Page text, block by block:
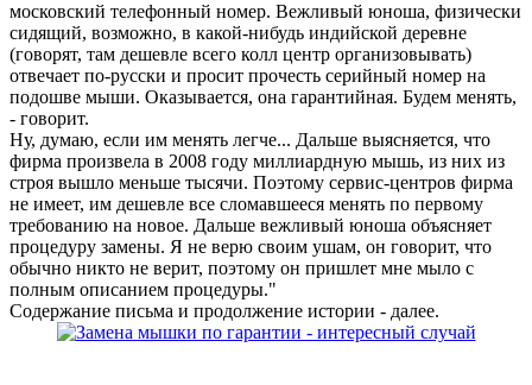
московский телефонный номер. Вежливый юноша, физически
сидящий, возможно, в какой-нибудь индийской деревне
(говорят, там дешевле всего колл центр организовывать)
отвечает по-русски и просит прочесть серийный номер на
подошве мыши. Оказывается, она гарантийная. Будем менять,
- говорит.
Ну, думаю, если им менять легче... Дальше выясняется, что
фирма произвела в 2008 году миллиардную мышь, из них из
строя вышло меньше тысячи. Поэтому сервис-центров фирма
не имеет, им дешевле все сломавшееся менять по первому
требованию на новое. Дальше вежливый юноша объясняет
процедуру замены. Я не верю своим ушам, он говорит, что
обычно никто не верит, поэтому он пришлет мне мыло с
полным описанием процедуры."
Содержание письма и продолжение истории - далее.